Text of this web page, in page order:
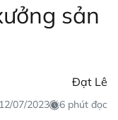
sản
Đạt Lê
07/2023 6 phút đọc